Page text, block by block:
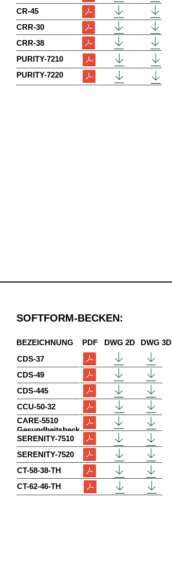
CR-45
CRR-30
CRR-38
PURITY-7210
PURITY-7220
SOFTFORM-BECKEN:
BEZEICHNUNG PDF DWG 2D
DWG 3D
CDS-37
CDS-49
CDS-445
CCU-50-32
CARE-5510
Gesundheitsbecken
SERENITY-7510
SERENITY-7520
CT-58-38-TH
CT-62-46-TH